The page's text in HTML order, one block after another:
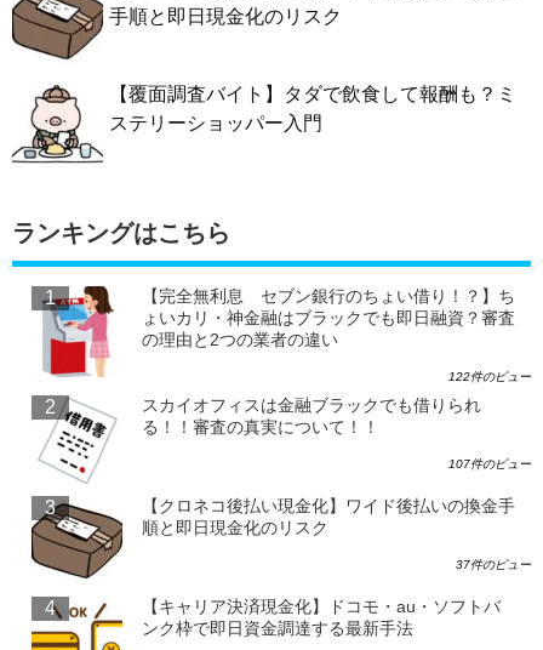
手順と即日現金化のリスク
【覆面調査バイト】タダで飲食して報酬も？ミ
ステリーショッパー入門
ランキングはこちら
【完全無利息 セブン銀行のちょい借り！？】ち
ょいカリ・神金融はブラックでも即日融資？審査
の理由と2つの業者の違い
122件のビュー
スカイオフィスは金融ブラックでも借りられ
る！！審査の真実について！！
107件のビュー
【クロネコ後払い現金化】ワイド後払いの換金手
順と即日現金化のリスク
37件のビュー
【キャリア決済現金化】ドコモ・au・ソフトバ
ンク枠で即日資金調達する最新手法